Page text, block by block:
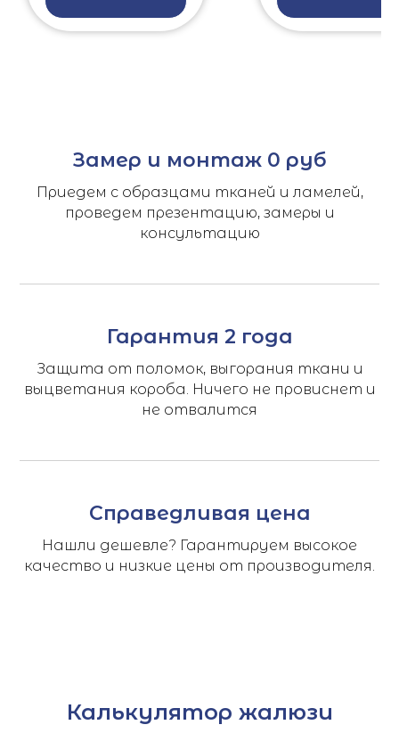
Замер и монтаж 0 руб
Приедем с образцами тканей и ламелей,
проведем презентацию, замеры и
консультацию
Гарантия 2 года
Защита от поломок, выгорания ткани и
выцветания короба. Ничего не провиснет и
не отвалится
Справедливая цена
Нашли дешевле? Гарантируем высокое
качество и низкие цены от производителя.
Калькулятор жалюзи